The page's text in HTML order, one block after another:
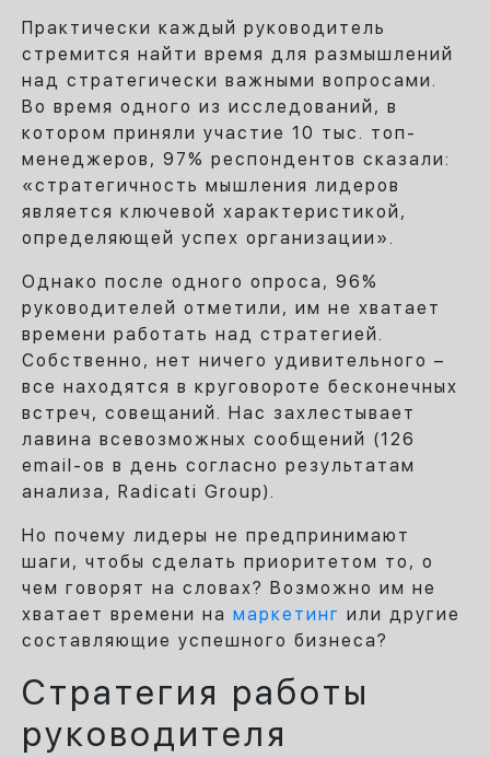
Практически каждый руководитель
стремится найти время для размышлений
над стратегически важными вопросами.
Во время одного из исследований, в
котором приняли участие 10 тыс. топ-
менеджеров, 97% респондентов сказали:
«стратегичность мышления лидеров
является ключевой характеристикой,
определяющей успех организации».
Однако после одного опроса, 96%
руководителей отметили, им не хватает
времени работать над стратегией.
Собственно, нет ничего удивительного –
все находятся в круговороте бесконечных
встреч, совещаний. Нас захлестывает
лавина всевозможных сообщений (126
email-ов в день согласно результатам
анализа, Radicati Group).
Но почему лидеры не предпринимают
шаги, чтобы сделать приоритетом то, о
чем говорят на словах? Возможно им не
хватает времени на маркетинг или другие
составляющие успешного бизнеса?
Стратегия работы
руководителя